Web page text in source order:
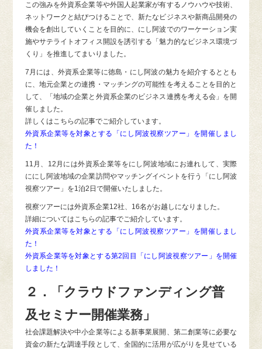
この強みを外資系企業等や外国人起業家が有するノウハウや技術、
ネットワークと結びつけることで、新たなビジネスや新商品開発の
機会を創出していくことを目的に、にし阿波でのワーケーション実
施やサテライトオフィス開設を誘引する「魅力的なビジネス環境づ
くり」を推進してまいりました。
7月には、外資系企業等に徳島・にし阿波の魅力を紹介するととも
に、地元企業との連携・マッチングの可能性を考えることを目的と
して、「地域の企業と外資系企業のビジネス連携を考える会」を開
催しました。
詳しくはこちらの記事でご紹介しています。
外資系企業等を対象とする「にし阿波視察ツアー」を開催しまし
た！
11月、12月には外資系企業等をにし阿波地域にお連れして、実際
ににし阿波地域の企業訪問やマッチングイベントを行う「にし阿波
視察ツアー」を1泊2日で開催いたしました。
視察ツアーには外資系企業12社、16名がお越しになりました。
詳細についてはこちらの記事でご紹介しています。
外資系企業等を対象とする「にし阿波視察ツアー」を開催しまし
た！
外資系企業等を対象とする第2回目「にし阿波視察ツアー」を開催
しました！
２．「クラウドファンディング普
及セミナー開催業務」
社会課題解決や中小企業等による新事業展開、第二創業等に必要な
資金の新たな調達手段として、全国的に活用が広がりを見せている